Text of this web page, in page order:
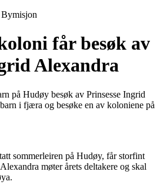
får besøk av
Alexandra
på Hudøy besøk av Prinsesse Ingrid
i fjæra og besøke en av koloniene på
sommerleiren på Hudøy, får storfint
møter årets deltakere og skal